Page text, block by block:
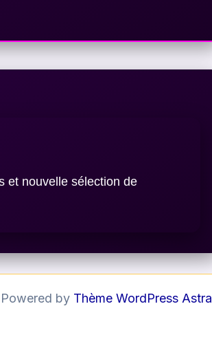
et nouvelle sélection de
by Thème WordPress Astra